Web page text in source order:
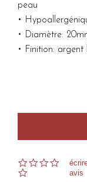
peau
•
• Diamètre:
• Finition:
0.0
staravis